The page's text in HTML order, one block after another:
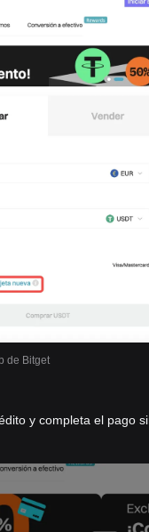
de Bitget
y completa el pago